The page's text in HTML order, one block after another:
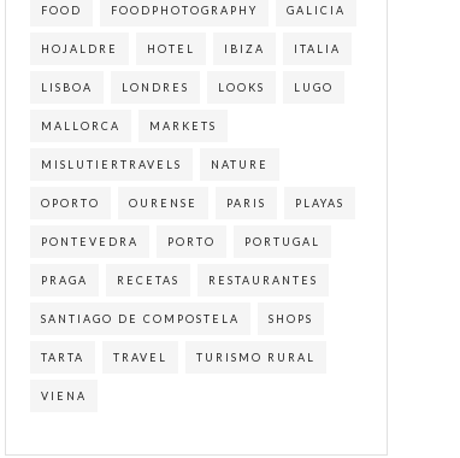
FOOD FOODPHOTOGRAPHY GALICIA
HOJALDRE HOTEL IBIZA ITALIA
LISBOA LONDRES LOOKS LUGO
MALLORCA MARKETS
MISLUTIERTRAVELS NATURE
OPORTO OURENSE PARIS PLAYAS
PONTEVEDRA PORTO PORTUGAL
PRAGA RECETAS RESTAURANTES
SANTIAGO DE COMPOSTELA SHOPS
TARTA TRAVEL TURISMO RURAL
VIENA